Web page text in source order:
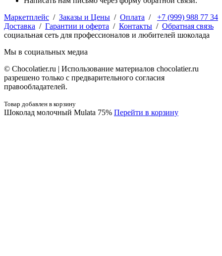
+7 (999) 988 77 34
Маркетплейс / Заказы и Цены / Оплата /
Доставка / Гарантии и оферта / Контакты / Обратная связь
социальная сеть для профессионалов и любителей шоколада
Мы в социальных медиа
© Сhocolatier.ru | Использование материалов chocolatier.ru
разрешено только с предварительного согласия
правообладателей.
Товар добавлен в корзину
Шоколад молочный Mulata 75% Перейти в корзину